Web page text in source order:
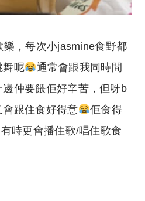
，每次小jasmine食野都
舞呢
通常會跟我同時間
仲要餵佢好辛苦，但呀b
會跟住食好得意
佢食得
時更會播住歌/唱住歌食